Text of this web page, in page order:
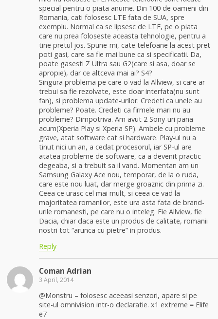
special pentru o piata anume. Din 100 de oameni din
Romania, cati folosesc LTE fata de SUA, spre
exemplu. Normal ca se lipsesc de LTE, pe o piata
care nu prea foloseste aceasta tehnologie, pentru a
tine pretul jos. Spune-mi, cate telefoane la acest pret
poti gasi, care sa fie mai bune ca si specificatii. Da,
poate gasesti Z Ultra sau G2(care si asa, doar se
apropie), dar ce altceva mai ai? S4?
Singura problema pe care o vad la Allview, si care ar
trebui sa fie rezolvate, este doar interfata(nu sunt
fan), si problema update-urilor. Credeti ca unele au
probleme? Poate. Credeti ca firmele mari nu au
probleme? Dimpotriva. Am avut 2 Sony-uri pana
acum(Xperia Play si Xperia SP). Ambele cu probleme
grave, atat software cat si hardware. Play-ul nu a
tinut nici un an, a cedat procesorul, iar SP-ul are
atatea probleme de software, ca a devenit practic
degeaba, si a trebuit sa il vand. Momentan am un
Samsung Galaxy Ace nou, temporar, de la o ruda,
care este nou luat, dar merge groaznic din prima zi.
Ceea ce urasc cel mai mult, si ceea ce vad la
majoritatea romanilor, este ura asta fata de brand-
urile romanesti, pe care nu o inteleg. Fie Allview, fie
Dacia, chiar daca este un produs de calitate, romanii
nostri tot “arunca cu pietre” in produs.
Reply
Coman Adrian
3 April, 2014
@Monstru – folosesc aceeasi senzori, apare si pe
site-ul omnivision intr-o declaratie. x1 extreme = Elife
e7